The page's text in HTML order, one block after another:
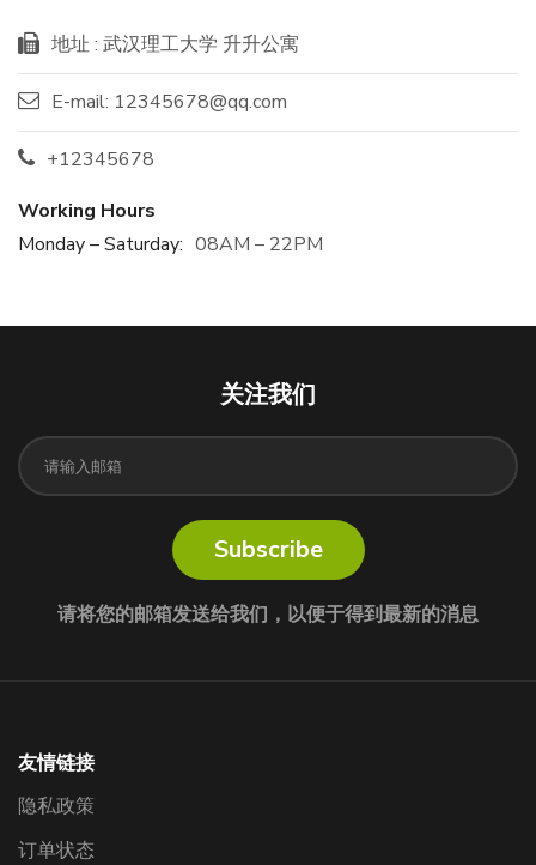
地址 : 武汉理工大学 升升公寓
E-mail: 12345678@qq.com
+12345678
Working Hours
Monday – Saturday: 08AM – 22PM
关注我们
Subscribe
请将您的邮箱发送给我们，以便于得到最新的消息
友情链接
隐私政策
订单状态